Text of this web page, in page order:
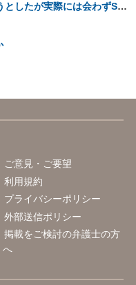
17歳女性と条件が合えば会おうとしたが実際には会わずSNS上でやりとりのみをした場合
ご意見・ご要望
利用規約
プライバシーポリシー
外部送信ポリシー
掲載をご検討の弁護士の方
へ